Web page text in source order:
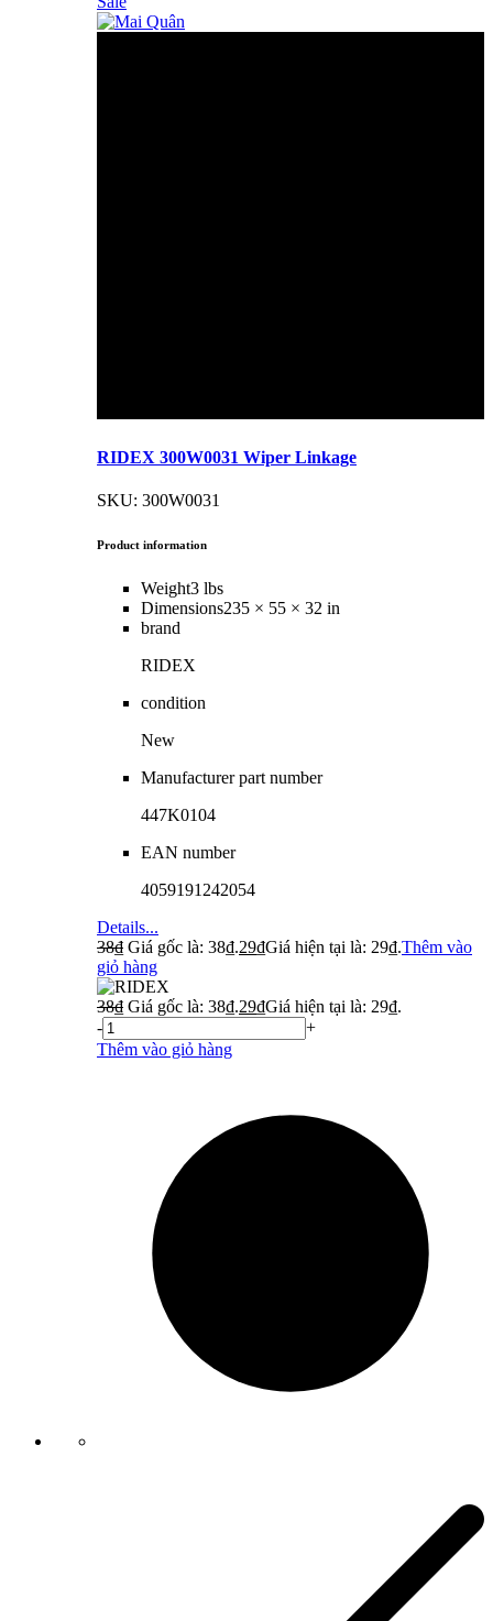
RIDEX 300W0031 Wiper Linkage
SKU: 300W0031
Product information
Weight3 lbs
Dimensions235 × 55 × 32 in
brand
RIDEX
condition
New
Manufacturer part number
447K0104
EAN number
4059191242054
Details...
38₫ Giá gốc là: 38₫.29₫Giá hiện tại là: 29₫.Thêm vào
giỏ hàng
38₫ Giá gốc là: 38₫.29₫Giá hiện tại là: 29₫.
-
+
Thêm vào giỏ hàng